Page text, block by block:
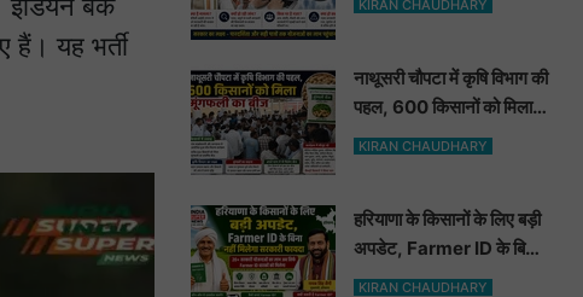
इंडियन बैंक
यह भर्ती
KIRAN CHAUDHARY
नाथूसरी चौपटा में कृषि विभाग की
पहल, 600 किसानों को मिला
मूंगफली का बीज
KIRAN CHAUDHARY
हरियाणा के किसानों के लिए बड़ी
अपडेट, Farmer ID के बिना
नहीं मिलेगा सरकारी फायदा
KIRAN CHAUDHARY